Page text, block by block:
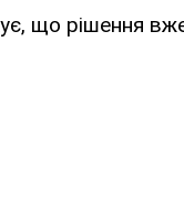
що рішення